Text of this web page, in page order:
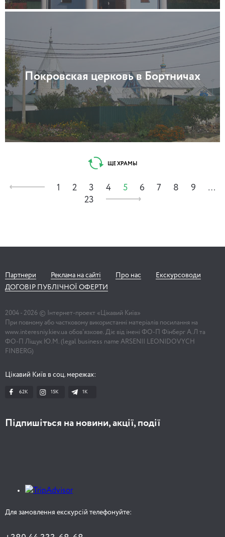
Покровская церковь в Бортничах
ЩЕ ХРАМЫ
1 2 3 4 5 6 7 8 9
…
23
Партнери Реклама на сайті Про нас
Екскурсоводи
ДОГОВІР ПУБЛІЧНОЇ ОФЕРТИ
2004 - 2026 © Інтернет-проект «Цікавий Київ»
При повному або частковому використанні матеріалів посилання на
www.interesniy.kiev.ua обов'язкове. Діє від імені ФО-П Фінберг А.Л та
ФО-П Ліщук Ю.М. (legal business name ARSENII LEONIDOVYCH
FINBERG)
Цікавий Київ в соц. мережах:
62K 15K 1К
Підпишіться на новини, акції, події
Для замовлення екскурсій телефонуйте: